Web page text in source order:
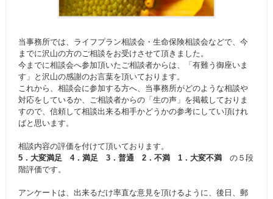
当事務所では、ライフプラン相談会・生命保険相談会などで、今
までに沢山の方のご相談をお受けさせて頂きました。
今までに相談会へ参加頂いたご相談者からは、「有難う御座いま
す」と沢山の感謝のお言葉を頂いております。
これから、相談会に参加する方へ、当事務所がどのような相談や
対応をしているか、ご相談者からの「生の声」を掲載しておりま
すので、信頼して相談出来る相手かどうかの参考にしてい頂けれ
ばと思います。
相談内容の評価を付けて頂いております。
5．大変満足 4．満足 3．普通 2．不満 1．大変不満の５段
階評価です。
アンケートは、出来るだけ率直な意見を頂けるように、後日、郵